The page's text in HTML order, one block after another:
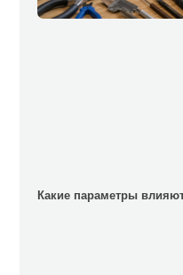
Какие параметры